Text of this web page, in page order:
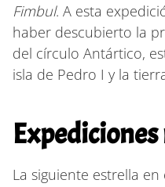
Fimbul. A esta
haber descubierto la
del círculo Antártico,
isla de Pedro I y la
La siguiente estrella